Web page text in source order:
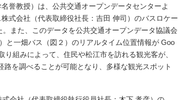
誉教授）は、公共交通オープンデータセンターよ
式会社（代表取締役社長：吉田 伸司）のバスロケー
また、このデータを公共交通オープンデータ協議会
と一畑バス（図２）のリアルタイム位置情報が Goo
組みによって、住民や松江市を訪れる観光客が、
を調べることが可能となり、多様な観光スポット